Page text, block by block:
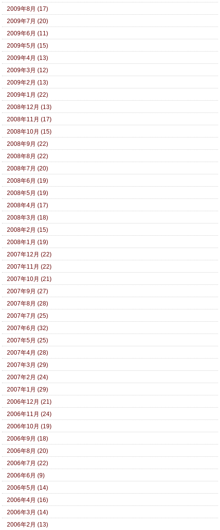
2009年8月 (17)
2009年7月 (20)
2009年6月 (11)
2009年5月 (15)
2009年4月 (13)
2009年3月 (12)
2009年2月 (13)
2009年1月 (22)
2008年12月 (13)
2008年11月 (17)
2008年10月 (15)
2008年9月 (22)
2008年8月 (22)
2008年7月 (20)
2008年6月 (19)
2008年5月 (19)
2008年4月 (17)
2008年3月 (18)
2008年2月 (15)
2008年1月 (19)
2007年12月 (22)
2007年11月 (22)
2007年10月 (21)
2007年9月 (27)
2007年8月 (28)
2007年7月 (25)
2007年6月 (32)
2007年5月 (25)
2007年4月 (28)
2007年3月 (29)
2007年2月 (24)
2007年1月 (29)
2006年12月 (21)
2006年11月 (24)
2006年10月 (19)
2006年9月 (18)
2006年8月 (20)
2006年7月 (22)
2006年6月 (9)
2006年5月 (14)
2006年4月 (16)
2006年3月 (14)
2006年2月 (13)